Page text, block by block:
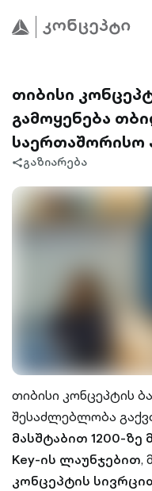
თიბისი
გამოყენება
საერთაშორისო
share-
გაზიარება
თიბისი კონცეპტის
შესაძლებლობა
მასშტაბით 1200-
Key-ის ლაუნჯებით,
კონცეპტის